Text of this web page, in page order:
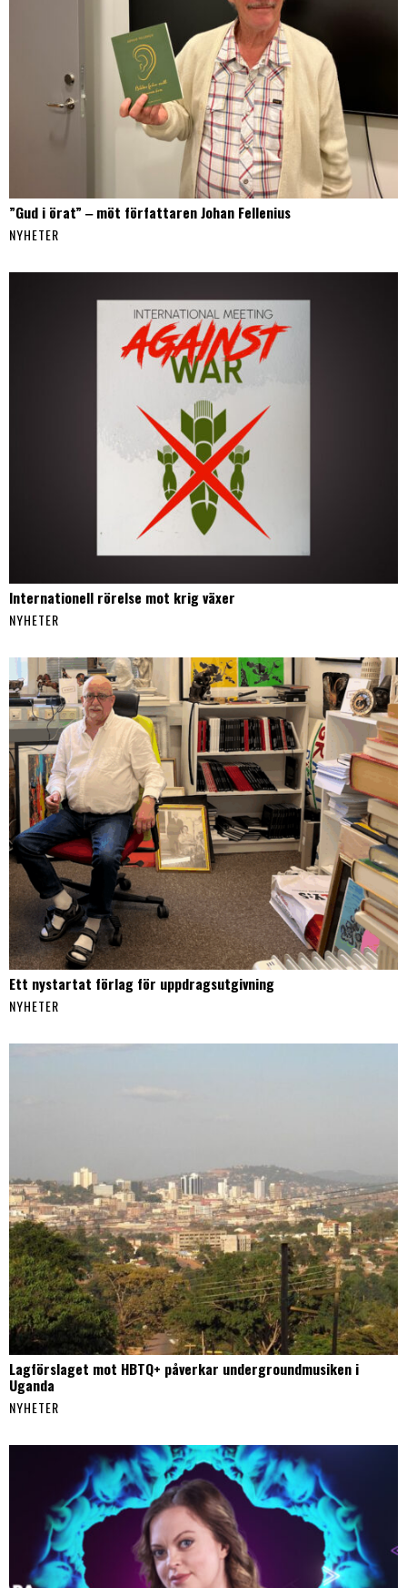
”Gud i örat” ‒ möt författaren Johan Fellenius
NYHETER
Internationell rörelse mot krig växer
NYHETER
Ett nystartat förlag för uppdragsutgivning
NYHETER
Lagförslaget mot HBTQ+ påverkar undergroundmusiken i
Uganda
NYHETER